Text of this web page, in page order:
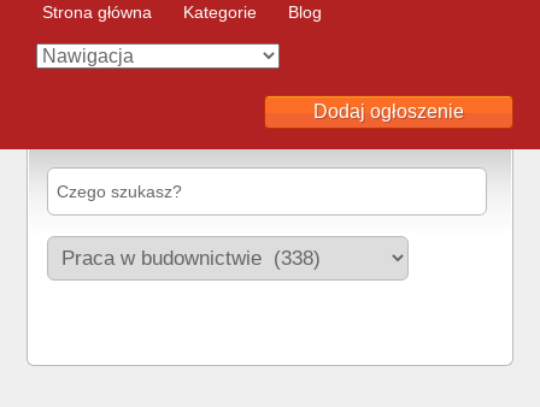
Strona główna Kategorie Blog
Dodaj ogłoszenie